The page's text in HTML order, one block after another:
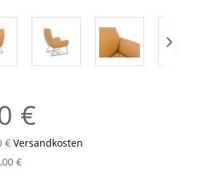
€
€ Versandkosten
€